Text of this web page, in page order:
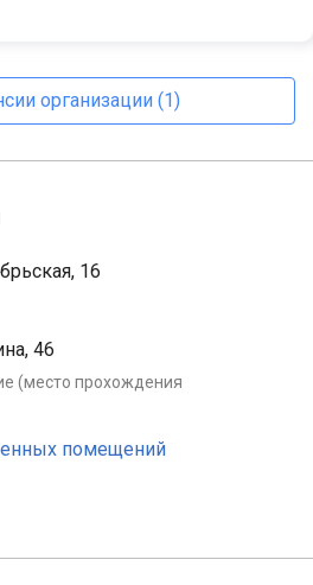
организации (1)
16
46
(место прохождения
помещений